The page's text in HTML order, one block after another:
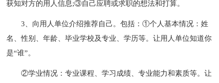
获知对方的用人信息;③自己应聘或求职的想法和打算。
3、向用人单位介绍推荐自己。包括：①个人基本情况：姓
名、性别、年龄、毕业学校及专业、学历等。让用人单位知道你
是“谁”。
②学业情况：专业课程、学习成绩、专业能力和素质等。让